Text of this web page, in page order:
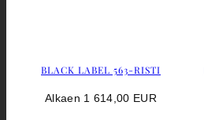
BLACK LABEL 563-RISTI
Hinta
Alkaen 1 614,00 EUR